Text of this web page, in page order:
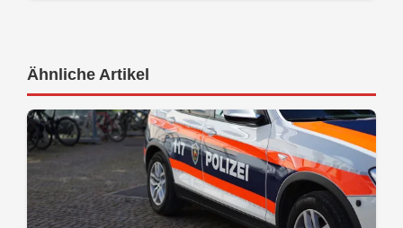
Ähnliche Artikel